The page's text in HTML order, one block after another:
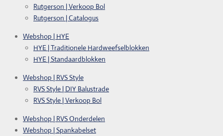
Rutgerson | Verkoop Bol
Rutgerson | Catalogus
Webshop | HYE
HYE | Traditionele Hardweefselblokken
HYE | Standaardblokken
Webshop | RVS Style
RVS Style | DIY Balustrade
RVS Style | Verkoop Bol
Webshop | RVS Onderdelen
Webshop | Spankabelset